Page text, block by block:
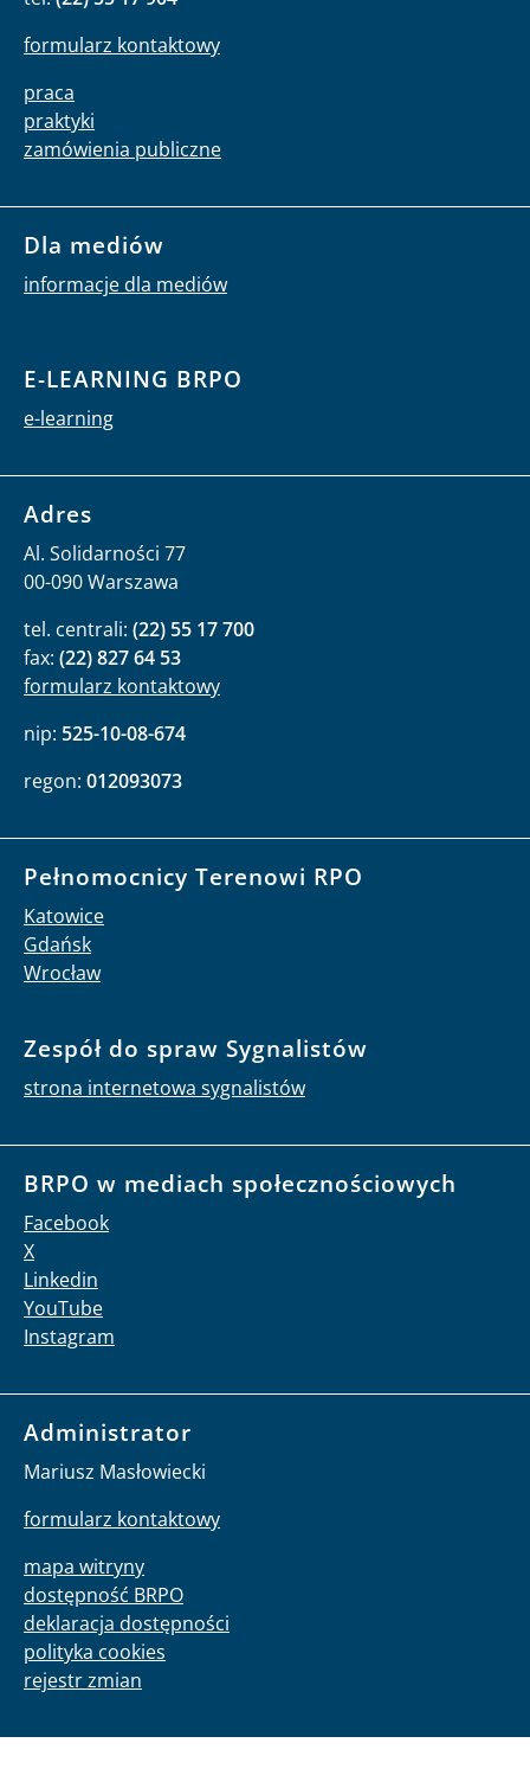
formularz kontaktowy
praca
praktyki
zamówienia publiczne
Dla mediów
informacje dla mediów
E-LEARNING BRPO
e-learning
Adres
Al. Solidarności 77
00-090 Warszawa
tel. centrali: (22) 55 17 700
fax: (22) 827 64 53
formularz kontaktowy
nip: 525-10-08-674
regon: 012093073
Pełnomocnicy Terenowi RPO
Katowice
Gdańsk
Wrocław
Zespół do spraw Sygnalistów
strona internetowa sygnalistów
BRPO w mediach społecznościowych
Facebook
X
Linkedin
YouTube
Instagram
Administrator
Mariusz Masłowiecki
formularz kontaktowy
mapa witryny
dostępność BRPO
deklaracja dostępności
polityka cookies
rejestr zmian